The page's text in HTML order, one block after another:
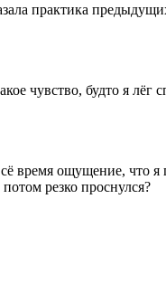
практика
чувство, будто я лёг
время ощущение, что я
резко проснулся?